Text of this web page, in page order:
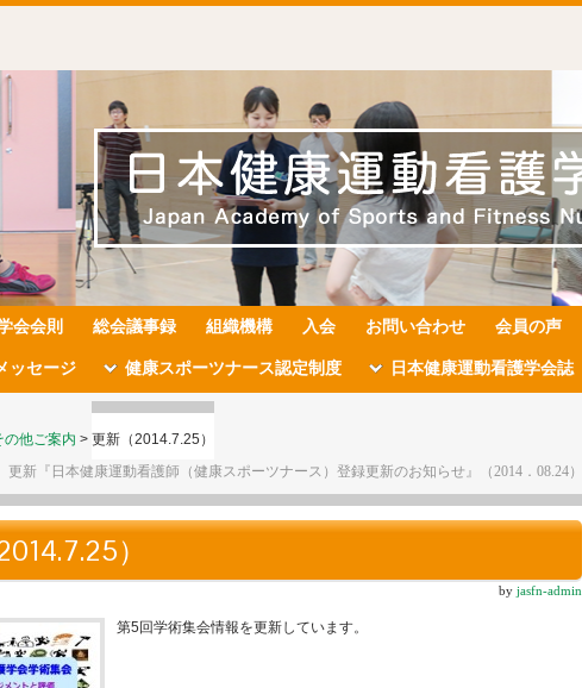
会会則 総会議事録 組織機構 入会 お問い合わせ 会員の声
ッセージ 健康スポーツナース認定制度 日本健康運動看護学会誌
の他ご案内 > 更新（2014.7.25）
更新『日本健康運動看護師（健康スポーツナース）登録更新のお知らせ』（2014．08.24）
）
by jasfn-admin
第5回学術集会情報を更新しています。